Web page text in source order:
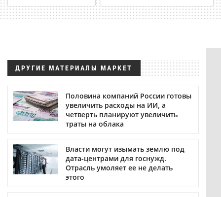
ДРУГИЕ МАТЕРИАЛЫ МАРКЕТ
Половина компаний России готовы
увеличить расходы на ИИ, а
четверть планируют увеличить
траты на облака
Власти могут изымать землю под
дата-центрами для госнужд.
Отрасль умоляет ее не делать
этого